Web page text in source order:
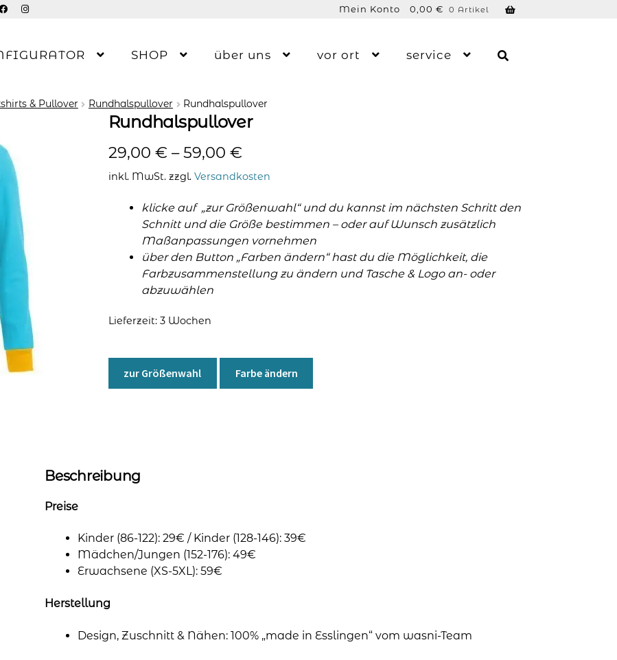
0,00 € 0 Artikel
Mein Konto
SHOP über uns vor ort service
& Pullover Rundhalspullover Rundhalspullover
Rundhalspullover
29,00 € –59,00 €
inkl. MwSt. zzgl. Versandkosten
klicke auf „zur Größenwahl“ und du kannst im nächsten Schritt den
Schnitt und die Größe bestimmen – oder auf Wunsch zusätzlich
Maßanpassungen vornehmen
über den Button „Farben ändern“ hast du die Möglichkeit, die
Farbzusammenstellung zu ändern und Tasche & Logo an- oder
abzuwählen
Lieferzeit: 3 Wochen
zur Größenwahl Farbe ändern
Beschreibung
Preise
Kinder (86-122): 29€ / Kinder (128-146): 39€
Mädchen/Jungen (152-176): 49€
Erwachsene (XS-5XL): 59€
Herstellung
Design, Zuschnitt & Nähen: 100% „made in Esslingen“ vom wasni-Team